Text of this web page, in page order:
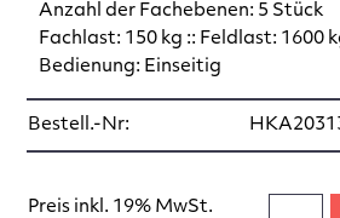
Anzahl der Fachebenen: 5 Stück
Fachlast: 150 kg :: Feldlast: 1600
Bedienung: Einseitig
Bestell.-Nr:
Preis inkl. 19% MwSt.